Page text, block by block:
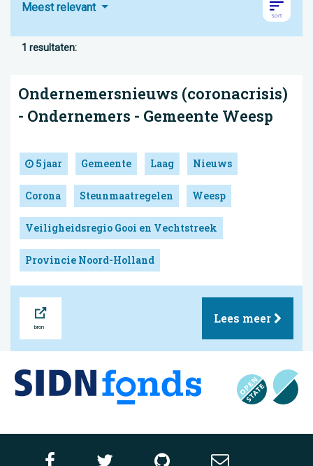
Meest relevant
1 resultaten:
Ondernemersnieuws (coronacrisis)
- Ondernemers - Gemeente Weesp
5 jaar Gemeente Laag Nieuws
Corona Steunmaatregelen Weesp
Veiligheidsregio Gooi en Vechtstreek
Provincie Noord-Holland
Lees meer